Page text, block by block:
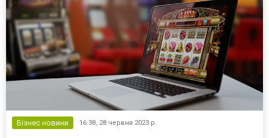
Бізнес новини 16:38, 28 червня 2023 р.